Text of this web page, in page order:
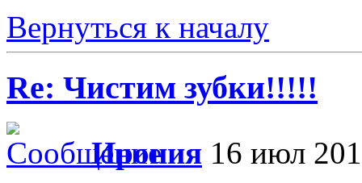
Вернуться к началу
Re: Чистим зубки!!!!!
Ирония 16 июл